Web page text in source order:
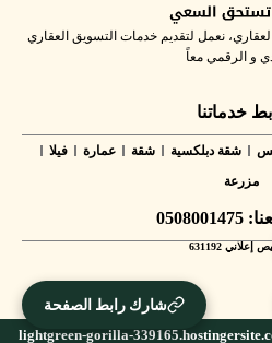
نعمل لتقديم خدمات التسويق العقاري
و الرقمي معاً
خدماتنا
شقة دبلكسية شقة عمارة
فيلا
مزرعة
631192
شارك رابط الصفحة